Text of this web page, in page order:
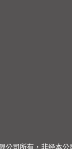
公司所有，非经本